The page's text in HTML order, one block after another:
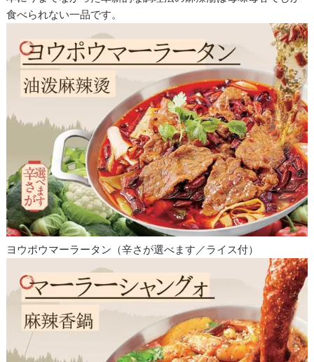
食べられない一品です。
ヨウポウマーラータン（辛さが選べます／ライス付）